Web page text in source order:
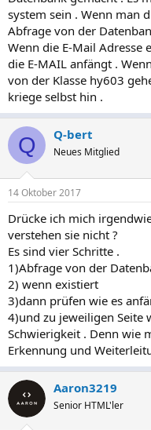
system sein . Wenn man
Abfrage von der
Wenn die E-Mail Adresse
die E-MAIL anfängt .
von der Klasse hy603
kriege selbst hin .
Q Q-bert
Neues Mitglied
14 Oktober 2017
Drücke ich mich
verstehen sie nicht ?
Es sind vier Schritte .
1)Abfrage von der
2) wenn existiert
3)dann prüfen wie es
4)und zu jeweiligen Seite
Schwierigkeit . Denn wie
Erkennung und
Aaron3219
Senior HTML'ler